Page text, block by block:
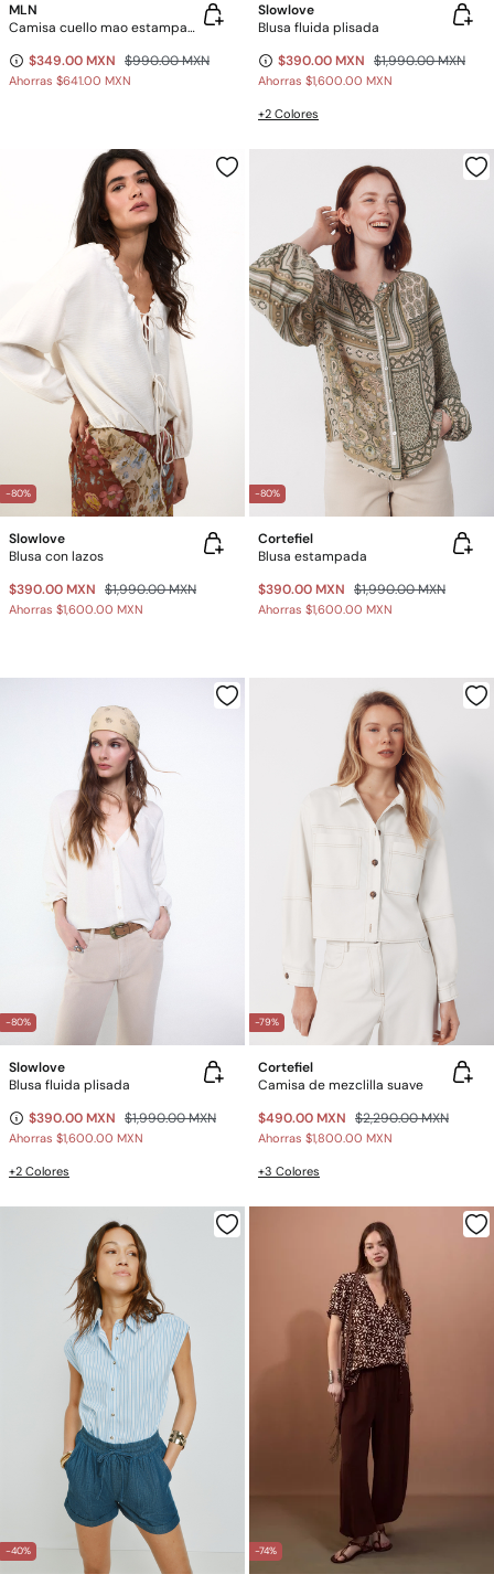
MLN
Camisa cuello mao estampada
$349.00 MXN $990.00 MXN
Ahorras $641.00 MXN
Slowlove
Blusa fluida plisada
$390.00 MXN $1,990.00 MXN
Ahorras $1,600.00 MXN
+2 Colores
-80%
Slowlove
Blusa con lazos
$390.00 MXN $1,990.00 MXN
Ahorras $1,600.00 MXN
-80%
Cortefiel
Blusa estampada
$390.00 MXN $1,990.00 MXN
Ahorras $1,600.00 MXN
-80%
Slowlove
Blusa fluida plisada
$390.00 MXN $1,990.00 MXN
Ahorras $1,600.00 MXN
+2 Colores
-79%
Cortefiel
Camisa de mezclilla suave
$490.00 MXN $2,290.00 MXN
Ahorras $1,800.00 MXN
+3 Colores
-40% -74%